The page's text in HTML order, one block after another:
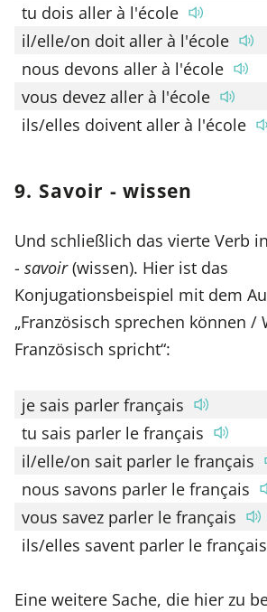
tu dois aller à l'école
il/elle/on doit aller à l'école
nous devons aller à l'école
vous devez aller à l'école
ils/elles doivent aller à l'école
9. Savoir - wissen
Und schließlich das vierte Verb
- savoir(wissen). Hier ist das
Konjugationsbeispiel mit dem
„Französisch sprechen können /
Französisch spricht“:
je sais parler français
tu sais parler le français
il/elle/on sait parler le français
nous savons parler le français
vous savez parler le français
ils/elles savent parler le français
Eine weitere Sache, die hier zu